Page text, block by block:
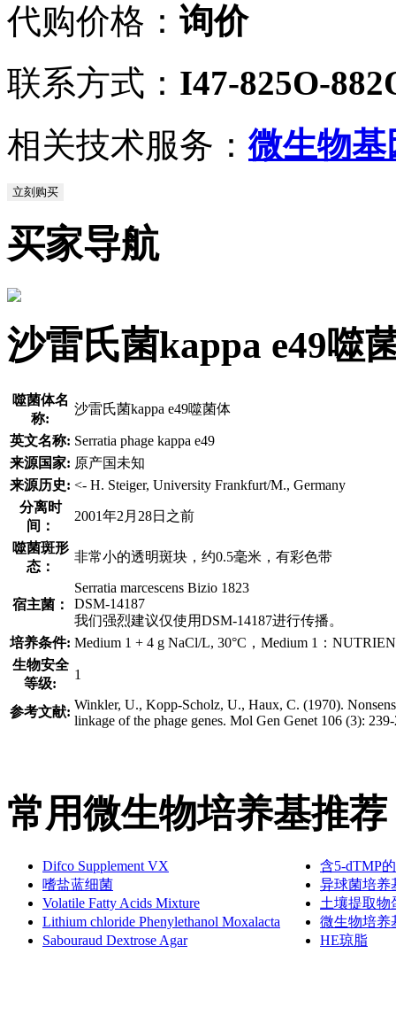
代购价格： 询价
联系方式： I47-825O-
相关技术服务：微生物
立刻购买
买家导航
沙雷氏菌kappa e49噬
噬菌体名
称:
沙雷氏菌kappa e49噬菌体
英文名称: Serratia phage kappa e49
来源国家: 原产国未知
来源历史: <- H. Steiger, University Frankfurt/M., Germany
分离时
间：
2001年2月28日之前
噬菌斑形
态：
非常小的透明斑块，约0.5毫米，有彩色带
宿主菌：
Serratia marcescens Bizio 1823
DSM-14187
我们强烈建议仅使用DSM-14187进行传播。
培养条件: Medium 1 + 4 g NaCl/L, 30°C，Medium 1：
生物安全
等级:
1
参考文献: Winkler, U., Kopp-Scholz, U., Haux, C. (1970).
linkage of the phage genes. Mol Gen Genet 106 (3):
常用微生物培养基推
Difco Supplement VX
含5-dTMP
嗜盐蓝细菌
异球菌培养
Volatile Fatty Acids Mixture
土壤提取物
Lithium chloride Phenylethanol Moxalacta
微生物培养
Sabouraud Dextrose Agar
HE琼脂